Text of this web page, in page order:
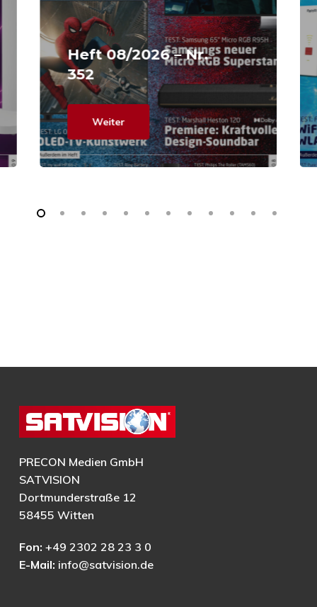
Heft 08/2026 – Nr.
352
Weiter
PRECON Medien GmbH
SATVISION
Dortmunderstraße 12
58455 Witten
Fon: +49 2302 28 23 3 0
E-Mail: info@satvision.de